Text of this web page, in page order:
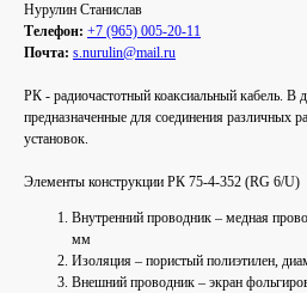
Нурулин Cтанислав
Телефон: +7 (965) 005-20-11
Почта: s.nurulin@mail.ru
РК - радиочастотный коаксиальный кабель. В
предназначенные для соединения различных
установок.
Элементы конструкции РК 75-4-352 (RG 6/U)
Внутренний проводник – медная
мм
Изоляция – пористый полиэтилен,
Внешний проводник – экран